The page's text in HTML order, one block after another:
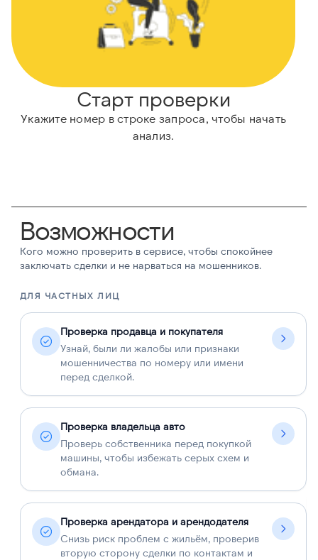
Старт проверки
Укажите номер в строке запроса, чтобы начать
анализ.
Возможности
Кого можно проверить в сервисе, чтобы спокойнее
заключать сделки и не нарваться на мошенников.
ДЛЯ ЧАСТНЫХ ЛИЦ
Проверка продавца и покупателя
Узнай, были ли жалобы или признаки
мошенничества по номеру или имени
перед сделкой.
Проверка владельца авто
Проверь собственника перед покупкой
машины, чтобы избежать серых схем и
обмана.
Проверка арендатора и арендодателя
Снизь риск проблем с жильём, проверив
вторую сторону сделки по контактам и